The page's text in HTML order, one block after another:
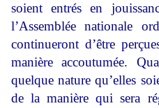
soient entrés en
l’Assemblée nationale
continueront d’être
manière accoutumée.
quelque nature qu’elles
de la manière qui sera